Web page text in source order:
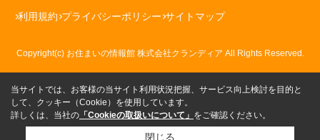
利用規約 プライバシーポリシー サイトマップ
Copyright(c) お住まいの情報館 株式会社クランディア All Rights Reserved.
当サイトでは、お客様の当サイト利用状況把握、サービス向上検討を目的と
して、クッキー（Cookie）を使用しています。
詳しくは、当社の 「Cookieの取扱いについて」 をご確認ください。
閉じる